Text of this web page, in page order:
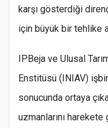
karşı gösterdiği
için büyük bir tehlike
IPBeja ve Ulusal
Enstitüsü (INIAV)
sonucunda ortaya
uzmanlarını